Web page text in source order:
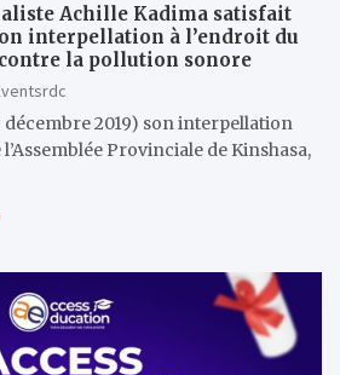
Achille Kadima satisfait
interpellation à l’endroit du
contre la pollution sonore
décembre 2019) son interpellation
Provinciale de Kinshasa,